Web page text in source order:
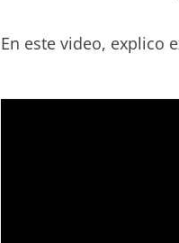
En este video, explico